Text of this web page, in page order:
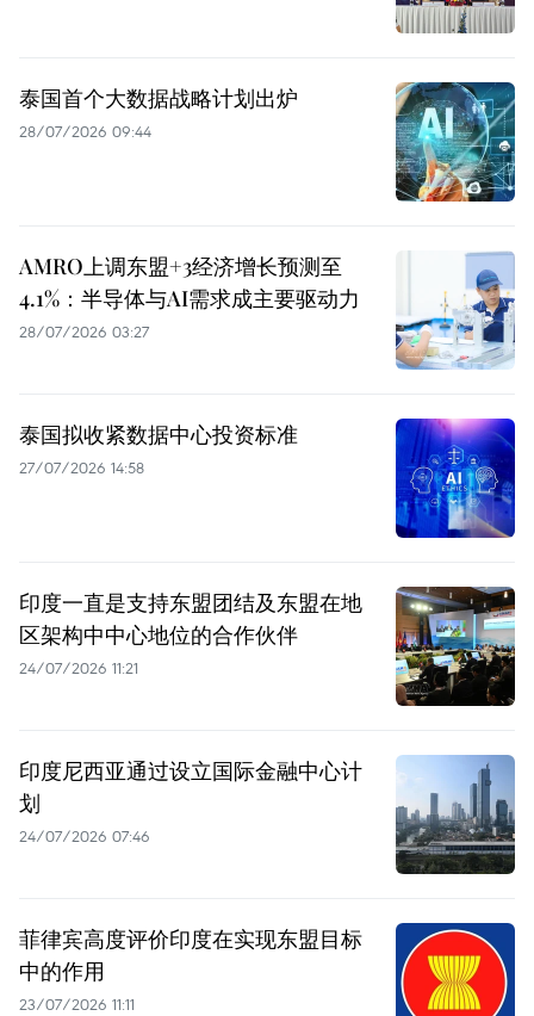
泰国首个大数据战略计划出炉
28/07/2026 09:44
AMRO上调东盟+3经济增长预测至
4.1%：半导体与AI需求成主要驱动力
28/07/2026 03:27
泰国拟收紧数据中心投资标准
27/07/2026 14:58
印度一直是支持东盟团结及东盟在地
区架构中中心地位的合作伙伴
24/07/2026 11:21
印度尼西亚通过设立国际金融中心计
划
24/07/2026 07:46
菲律宾高度评价印度在实现东盟目标
中的作用
23/07/2026 11:11